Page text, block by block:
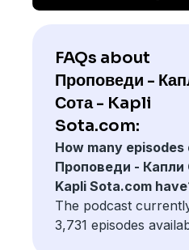
FAQs about
Проповеди -
Сота - Kapli
Sota.com:
How many episodes
Проповеди - Капли
Kapli Sota.com
The podcast
3,731 episodes